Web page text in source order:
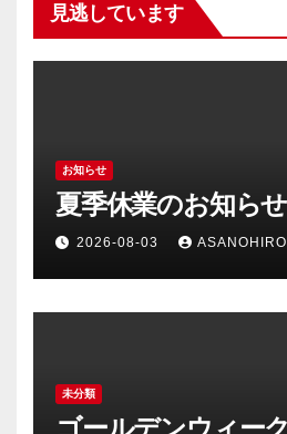
見逃しています
お知らせ
夏季休業のお知らせ
2026-08-03
未分類